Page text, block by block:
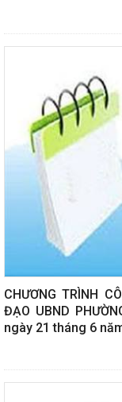
CHƯƠNG TRÌNH
ĐẠO UBND
ngày 21 tháng 6